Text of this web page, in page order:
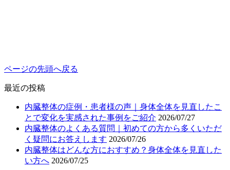
ページの先頭へ戻る
最近の投稿
内臓整体の症例・患者様の声｜身体全体を見直したこ
とで変化を実感された事例をご紹介 2026/07/27
内臓整体のよくある質問｜初めての方から多くいただ
く疑問にお答えします 2026/07/26
内臓整体はどんな方におすすめ？身体全体を見直した
い方へ 2026/07/25